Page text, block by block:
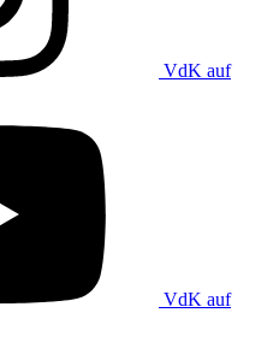
VdK auf
VdK auf